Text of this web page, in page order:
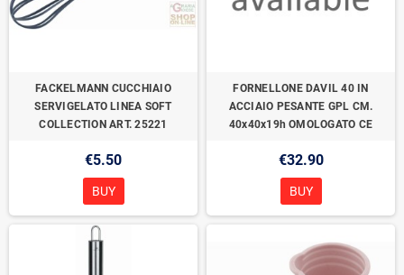
FACKELMANN CUCCHIAIO
SERVIGELATO LINEA SOFT
COLLECTION ART. 25221
€5.50
BUY
FORNELLONE DAVIL 40 IN
ACCIAIO PESANTE GPL CM.
40x40x19h OMOLOGATO CE
€32.90
BUY